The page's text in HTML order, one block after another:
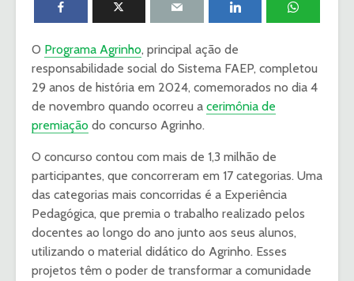
O Programa Agrinho, principal ação de
responsabilidade social do Sistema FAEP, completou
29 anos de história em 2024, comemorados no dia 4
de novembro quando ocorreu a cerimônia de
premiação do concurso Agrinho.
O concurso contou com mais de 1,3 milhão de
participantes, que concorreram em 17 categorias. Uma
das categorias mais concorridas é a Experiência
Pedagógica, que premia o trabalho realizado pelos
docentes ao longo do ano junto aos seus alunos,
utilizando o material didático do Agrinho. Esses
projetos têm o poder de transformar a comunidade